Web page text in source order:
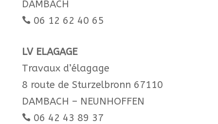
DAMBACH
06 12 62 40 65​
LV ELAGAGE
Travaux d’élagage
8 route de Sturzelbronn 67110
DAMBACH – NEUNHOFFEN
06 42 43 89 37